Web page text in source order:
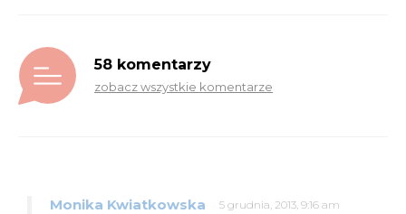
58 komentarzy
zobacz wszystkie komentarze
Monika Kwiatkowska 5 grudnia, 2013, 9:16 am